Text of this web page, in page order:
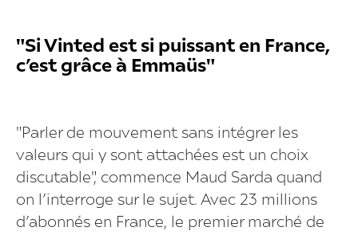
"Si Vinted est si puissant en France,
c’est grâce à Emmaüs"
"Parler de mouvement sans intégrer les
valeurs qui y sont attachées est un choix
discutable", commence Maud Sarda quand
on l’interroge sur le sujet. Avec 23 millions
d’abonnés en France, le premier marché de